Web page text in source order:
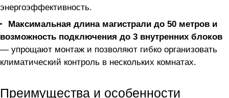
энергоэффективность.
Максимальная длина магистрали до 50 метров и
возможность подключения до 3 внутренних блоков
— упрощают монтаж и позволяют гибко организовать
климатический контроль в нескольких комнатах.
Преимущества и особенности